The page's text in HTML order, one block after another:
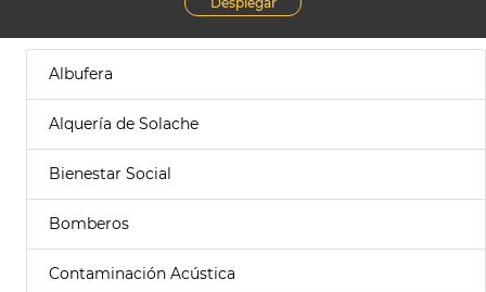
Albufera
Alquería de Solache
Bienestar Social
Bomberos
Contaminación Acústica